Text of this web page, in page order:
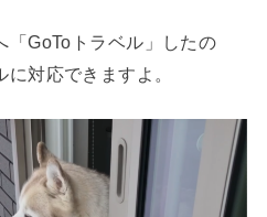
「GoToトラベル」したの
対応できますよ。